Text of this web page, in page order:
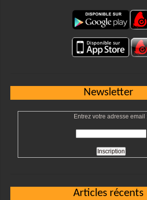
Newsletter
Entrez votre adresse email
Articles récents